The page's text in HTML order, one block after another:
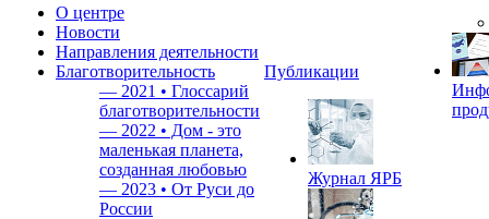
О центре
Новости
Направления деятельности
Благотворительность
— 2021 • Глоссарий
благотворительности
— 2022 • Дом - это
маленькая планета,
созданная любовью
— 2023 • От Руси до
России
Публикации
Журнал ЯРБ